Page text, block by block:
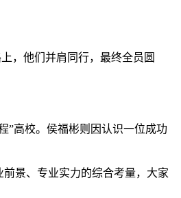
，他们并肩同行，最终全员圆
高校。侯福彬则因认识一位成功
景、专业实力的综合考量，大家